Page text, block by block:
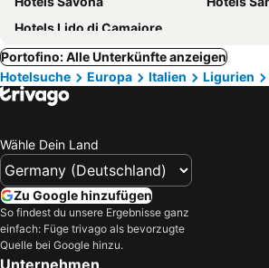
Hotels Lido di Camaiore
Portofino: Alle Unterkünfte anzeigen
Hotelsuche
Europa Italien Ligurien
Wähle Dein Land
Zu Google hinzufügen
So findest du unsere Ergebnisse ganz
einfach: Füge trivago als bevorzugte
Quelle bei Google hinzu.
Unternehmen